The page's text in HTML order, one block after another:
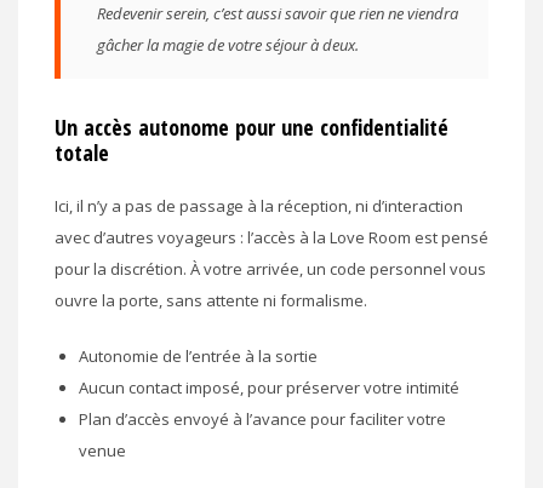
Redevenir serein, c’est aussi savoir que rien ne viendra
gâcher la magie de votre séjour à deux.
Un accès autonome pour une confidentialité
totale
Ici, il n’y a pas de passage à la réception, ni d’interaction
avec d’autres voyageurs : l’accès à la Love Room est pensé
pour la discrétion. À votre arrivée, un code personnel vous
ouvre la porte, sans attente ni formalisme.
Autonomie de l’entrée à la sortie
Aucun contact imposé, pour préserver votre intimité
Plan d’accès envoyé à l’avance pour faciliter votre
venue